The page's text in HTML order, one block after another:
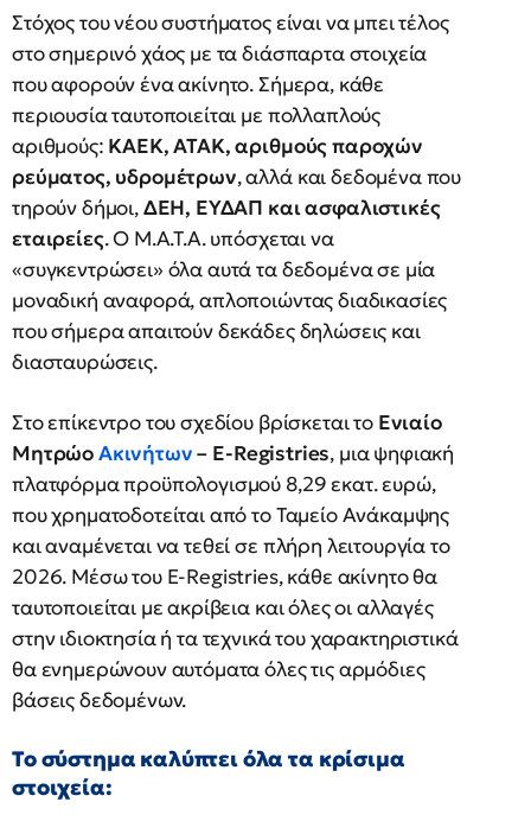
Στόχος του νέου συστήματος είναι να μπει τέλος
στο σημερινό χάος με τα διάσπαρτα στοιχεία
που αφορούν ένα ακίνητο. Σήμερα, κάθε
περιουσία ταυτοποιείται με πολλαπλούς
αριθμούς: ΚΑΕΚ, ΑΤΑΚ, αριθμούς παροχών
ρεύματος, υδρομέτρων, αλλά και δεδομένα που
τηρούν δήμοι,ΔΕΗ, ΕΥΔΑΠ και ασφαλιστικές
εταιρείες. Ο Μ.Α.Τ.Α. υπόσχεται να
«συγκεντρώσει» όλα αυτά τα δεδομένα σε μία
μοναδική αναφορά, απλοποιώντας διαδικασίες
που σήμερα απαιτούν δεκάδες δηλώσεις και
διασταυρώσεις.
Στο επίκεντρο του σχεδίου βρίσκεται το Ενιαίο
ΜητρώοΑκινήτων– E-Registries, μια ψηφιακή
πλατφόρμα προϋπολογισμού 8,29 εκατ. ευρώ,
που χρηματοδοτείται από το Ταμείο Ανάκαμψης
και αναμένεται να τεθεί σε πλήρη λειτουργία το
2026. Μέσω του E-Registries, κάθε ακίνητο θα
ταυτοποιείται με ακρίβεια και όλες οι αλλαγές
στην ιδιοκτησία ή τα τεχνικά του χαρακτηριστικά
θα ενημερώνουν αυτόματα όλες τις αρμόδιες
βάσεις δεδομένων.
Το σύστημα καλύπτει όλα τα κρίσιμα
στοιχεία: